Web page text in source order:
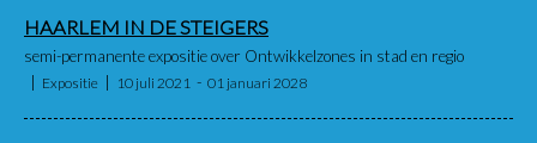
HAARLEM IN DE STEIGERS
semi-permanente expositie over Ontwikkelzones in stad en regio
Expositie 10 juli 2021 01 januari 2028